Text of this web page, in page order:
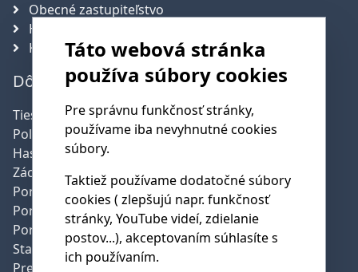
Obecné zastupiteľstvo
Hlavný kontrolór obce
Komisie
Dôležité telefónne čísla
Tiesňová linka:112
Polícia:
158
Hasičská služba:
Záchranná služba:
155
Poruchy SSE: 0800 159 000
Poruchy SPP: 0850 111 727
Poruchy pev.linky:
0800 123 777
Starostka obce: 0907 393 947
Predseda DHZ:
Táto webová stránka
používa súbory cookies
Pre správnu funkčnosť stránky,
používame iba nevyhnutné cookies
súbory.
Taktiež používame dodatočné súbory
cookies ( zlepšujú napr. funkčnosť
stránky, YouTube videí, zdielanie
postov...), akceptovaním súhlasíte s
ich používaním.